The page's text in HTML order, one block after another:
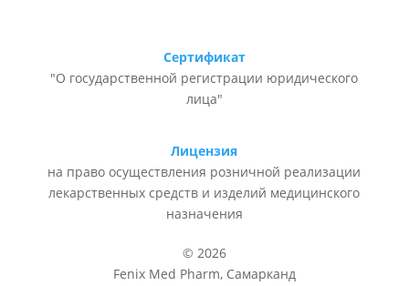
Сертификат
"О государственной регистрации юридического
лица"
Лицензия
на право осуществления розничной реализации
лекарственных средств и изделий медицинского
назначения
© 2026
Fenix Med Pharm, Самарканд